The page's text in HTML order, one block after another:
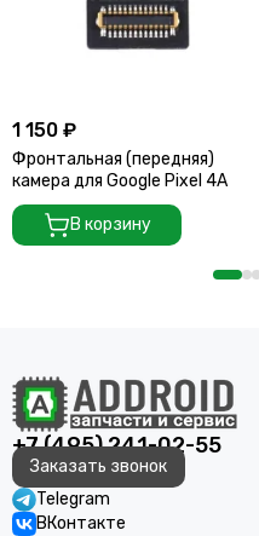
1 150 ₽
Фронтальная (передняя)
камера для Google Pixel 4A
В корзину
+7 (495) 241-02-55
Заказать звонок
Telegram
ВКонтакте